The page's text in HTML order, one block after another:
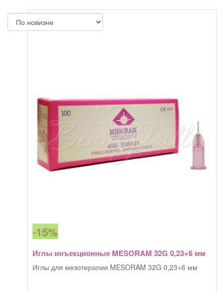
-15%
Иглы инъекционные MESORAM 32G 0,23×6 мм
Иглы для мезотерапии MESORAM 32G 0,23×6 мм